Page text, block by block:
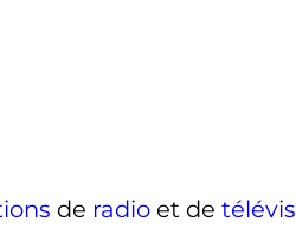
de radio et de